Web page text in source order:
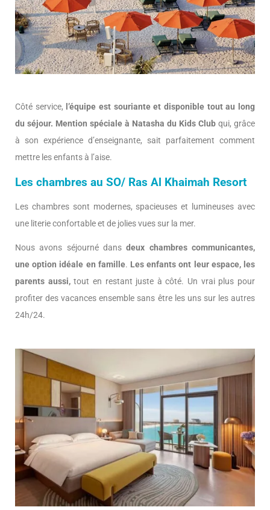
Côté service, l’équipe est souriante et disponible tout au long
du séjour. Mention spéciale à Natasha du Kids Club qui, grâce
à son expérience d’enseignante, sait parfaitement comment
mettre les enfants à l’aise.
Les chambres au SO/ Ras Al Khaimah Resort
Les chambres sont modernes, spacieuses et lumineuses avec
une literie confortable et de jolies vues sur la mer.
Nous avons séjourné dansdeux chambres communicantes,
une option idéale en famille. Les enfants ont leur espace, les
parents aussi,tout en restant juste à côté. Un vrai plus pour
profiter des vacances ensemble sans être les uns sur les autres
24h/24.